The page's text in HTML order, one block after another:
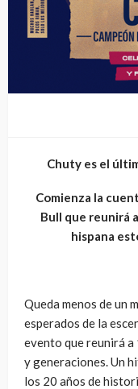
Chuty es el
Comienza la
Bull que reunirá
hispana
Queda menos de un
esperados de la
evento que reunirá a
y generaciones. Un
los 20 años de